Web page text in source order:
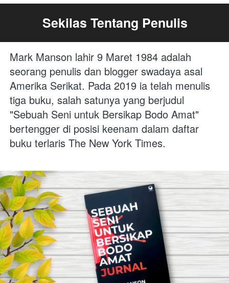
Sekilas Tentang Penulis
Mark Manson lahir 9 Maret 1984 adalah
seorang penulis dan blogger swadaya asal
Amerika Serikat. Pada 2019 ia telah menulis
tiga buku, salah satunya yang berjudul
"Sebuah Seni untuk Bersikap Bodo Amat"
bertengger di posisi keenam dalam daftar
buku terlaris The New York Times.